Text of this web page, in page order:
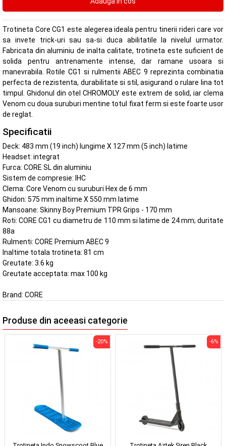
Trotineta Core CG1 este alegerea ideala pentru tinerii rideri care vor
sa invete trick-uri sau sa-si duca abilitatile la nivelul urmator.
Fabricata din aluminiu de inalta calitate, trotineta este suficient de
solida pentru antrenamente intense, dar ramane usoara si
manevrabila. Rotile CG1 si rulmentii ABEC 9 reprezinta combinatia
perfecta de rezistenta, durabilitate si stil, asigurand o rulare lina tot
timpul. Ghidonul din otel CHROMOLY este extrem de solid, iar clema
Venom cu doua suruburi mentine totul fixat ferm si este foarte usor
de reglat.
Specificatii
Deck: 483 mm (19 inch) lungime X 127 mm (5 inch) latime
Headset: integrat
Furca: CORE SL din aluminiu
Sistem de compresie: IHC
Clema: Core Venom cu suruburi Hex de 6 mm
Ghidon: 575 mm inaltime X 550 mm latime
Mansoane: Skinny Boy Premium TPR Grips - 170 mm
Roti: CORE CG1 cu diametru de 110 mm si latime de 24 mm; duritate
88a
Rulmenti: CORE Premium ABEC 9
Inaltime totala trotineta: 81 cm
Greutate: 3.6 kg
Greutate acceptata: max 100 kg
Brand: CORE
Produse din aceeasi categorie
-20% -6%